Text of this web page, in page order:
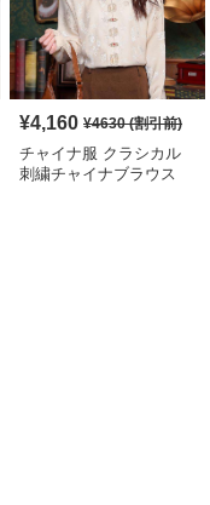
¥4,160 ¥4630(割引前)
チャイナ服 クラシカル
刺繍チャイナブラウス